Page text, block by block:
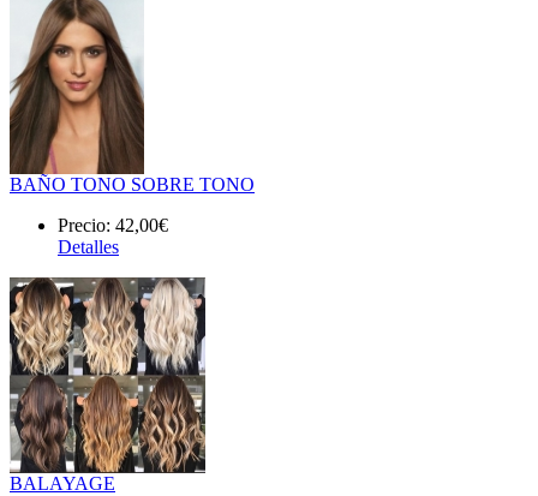
BAÑO TONO SOBRE TONO
Precio: 42,00€
Detalles
BALAYAGE